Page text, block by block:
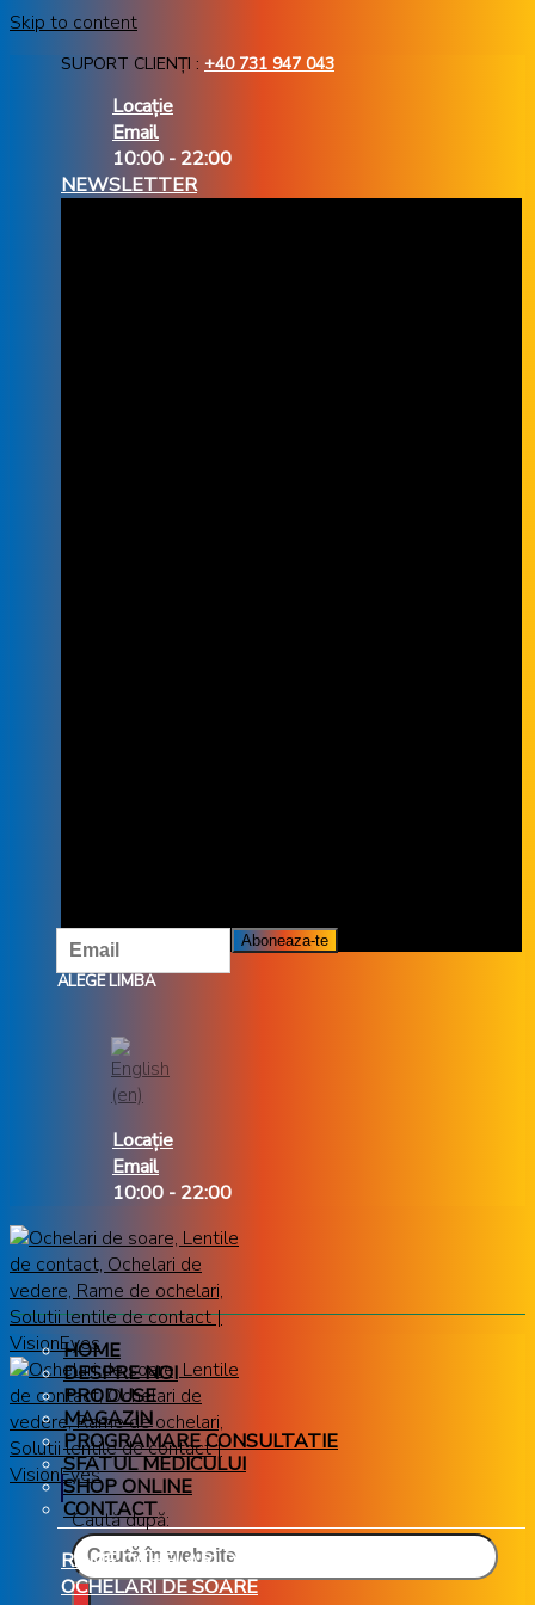
Skip to content
SUPORT CLIENȚI : +40 731 947 043
Locație
Email
10:00 - 22:00
NEWSLETTER
ALEGE LIMBA
Locație
Email
10:00 - 22:00
Caută după:
HOME
DESPRE NOI
PRODUSE
MAGAZIN
PROGRAMARE CONSULTATIE
SFATUL MEDICULUI
SHOP ONLINE
CONTACT
RAME OCHELARI DE VEDERE
OCHELARI DE SOARE